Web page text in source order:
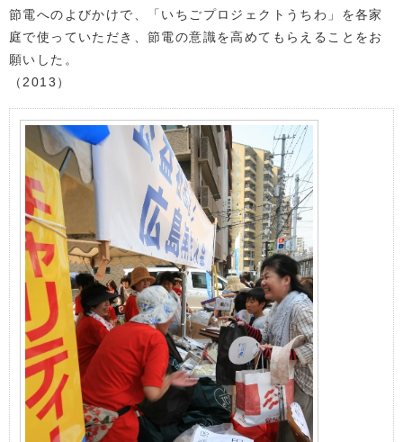
節電へのよびかけで、「いちごプロジェクトうちわ」を各家
庭で使っていただき、節電の意識を高めてもらえることをお
願いした。
（2013）